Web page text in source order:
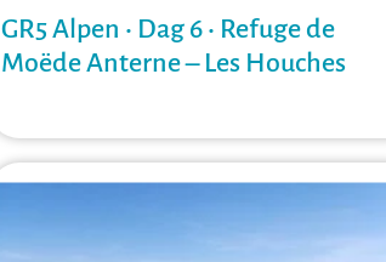
GR5 Alpen • Dag 6 • Refuge de
Moëde Anterne – Les Houches